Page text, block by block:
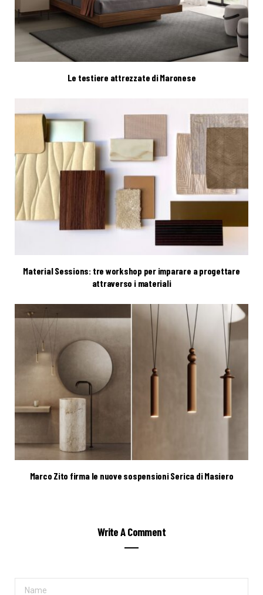
Le testiere attrezzate di Maronese
Material Sessions: tre workshop per imparare a progettare
attraverso i materiali
Marco Zito firma le nuove sospensioni Serica di Masiero
Write A Comment